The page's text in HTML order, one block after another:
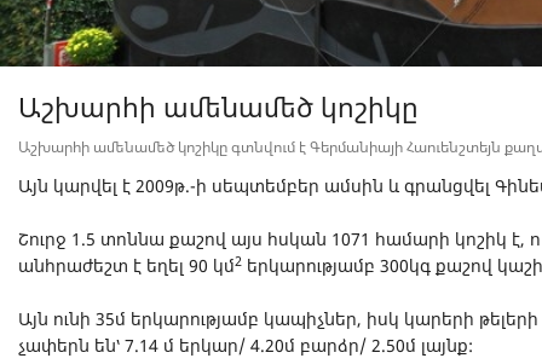
Աշխարհի ամենամեծ կոշիկը
Աշխարհի ամենամեծ կոշիկը գտնվում է Գերմանիայի Հաուենշտեյն
Այն կարվել է 2009թ.-ի սեպտեմբեր ամսին և գրանցվել
Շուրջ 1.5 տոննա քաշով այս հսկան 1071 համարի կոշիկ
անհրաժեշտ է եղել 90 կմ2 երկարությամբ 300կգ քաշով
Այն ունի 35մ երկարությամբ կապիչներ, իսկ կարերի թելերի
չափերն են՝ 7.14 մ երկար/ 4.20մ բարձր/ 2.50մ լայնք: